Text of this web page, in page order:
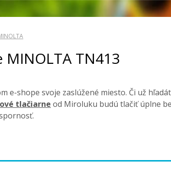
TN413
e-shope svoje zaslúžené miesto. Či už
tlačiarne od Miroluku budú tlačiť úplne